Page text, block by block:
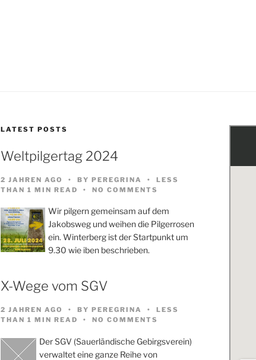
LATEST POSTS
Weltpilgertag 2024
2 JAHREN AGO BY PEREGRINA
LESS
THAN 1 MIN READ
NO COMMENTS
Wir pilgern gemeinsam auf dem
Jakobsweg und weihen die Pilgerrosen
ein. Winterberg ist der Startpunkt um
9.30 wie iben beschrieben.
X-Wege vom SGV
2 JAHREN AGO BY PEREGRINA
LESS
THAN 1 MIN READ
NO COMMENTS
Der SGV (Sauerländische Gebirgsverein)
verwaltet eine ganze Reihe von